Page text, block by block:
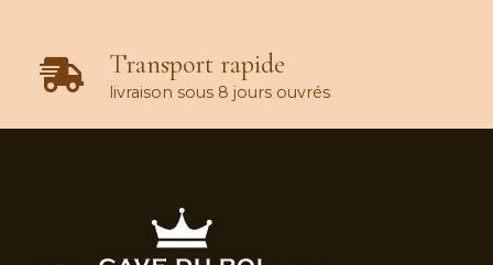
Transport rapide
livraison sous 8 jours ouvrés